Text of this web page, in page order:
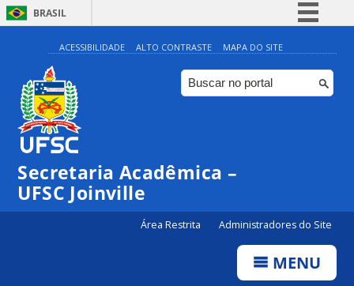
BRASIL
Simplifique!
Comunica BR
Participe
Canais
ACESSIBILIDADE ALTO CONTRASTE MAPA DO SITE
Secretaria Acadêmica –
UFSC Joinville
Área Restrita Administradores do Site
MENU